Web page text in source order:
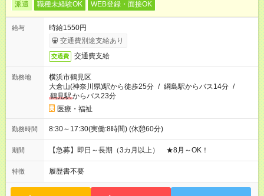
派遣 職種未経験OK WEB登録・面接OK
給与
時給1550円
交通費別途支給あり
交通費 交通費支給
勤務地
横浜市鶴見区
大倉山(神奈川県)駅から徒歩25分 / 綱島駅からバス14分 /
鶴見駅からバス23分
医療・福祉
勤務時間 8:30～17:30(実働:8時間) (休憩60分)
期間 【急募】即日～長期（3カ月以上） ★8月～OK！
特徴 履歴書不要